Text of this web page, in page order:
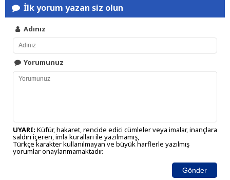
İlk yorum yazan siz olun
Adınız
Yorumunuz
UYARI: Küfür, hakaret, rencide edici cümleler veya imalar, inançlara
saldırı içeren, imla kuralları ile yazılmamış,
Türkçe karakter kullanılmayan ve büyük harflerle yazılmış
yorumlar onaylanmamaktadır.
Gönder